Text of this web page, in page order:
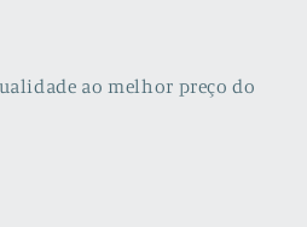
ao melhor preço do